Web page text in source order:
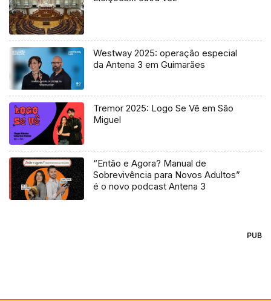
Westway 2025: operação especial
da Antena 3 em Guimarães
Tremor 2025: Logo Se Vê em São
Miguel
“Então e Agora? Manual de
Sobrevivência para Novos Adultos”
é o novo podcast Antena 3
PUB